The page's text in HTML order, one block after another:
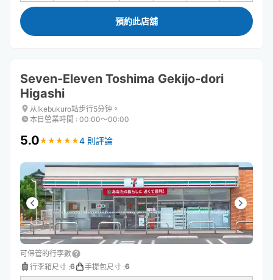
預約此店舖
Seven-Eleven Toshima Gekijo-dori
Higashi
从Ikebukuro站步行5分钟。
本日營業時間 : 00:00〜00:00
5.0★ ★ ★ ★ ★
★ ★ ★ ★ ★4 則評論
可保管的行李數
行李箱尺寸 :6 手提包尺寸 :6